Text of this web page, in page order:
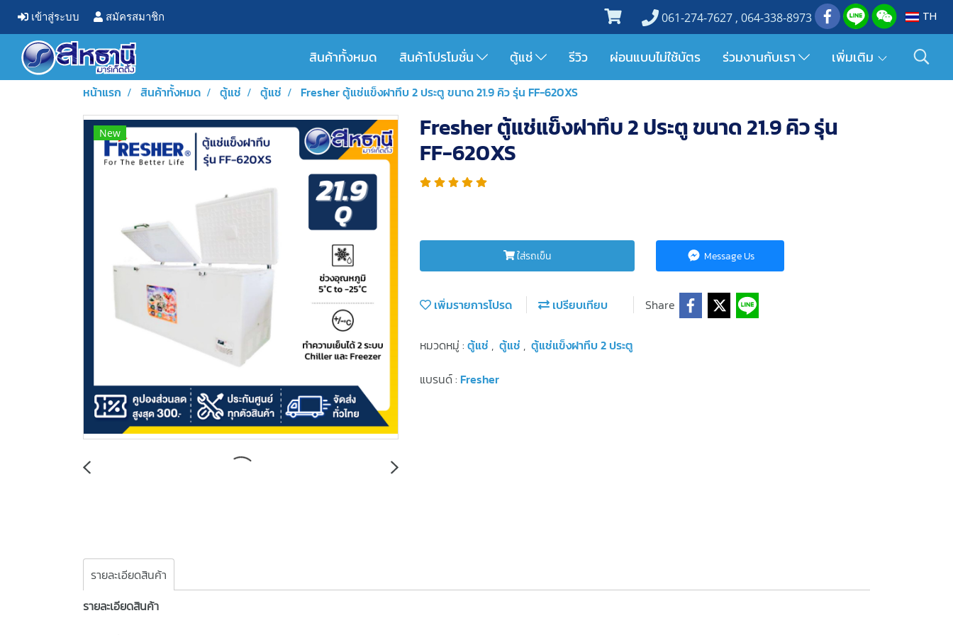
เข้าสู่ระบบ สมัครสมาชิก 061-274-7627 , 064-338-8973 TH
สินค้าทั้งหมด สินค้าโปรโมชั่น ตู้แช่ รีวิว ผ่อนแบบไม่ใช้บัตร ร่วมงานกับเรา เพิ่มเติม
หน้าแรก สินค้าทั้งหมด ตู้แช่ ตู้แช่ Fresher ตู้แช่แข็งฝาทึบ 2 ประตู ขนาด 21.9 คิว รุ่น FF-620XS
New
Fresher ตู้แช่แข็งฝาทึบ 2 ประตู ขนาด 21.9 คิว รุ่น
FF-620XS
ใส่รถเข็น Message Us
เพิ่มรายการโปรด เปรียบเทียบ Share
หมวดหมู่ : ตู้แช่ , ตู้แช่ , ตู้แช่แข็งฝาทึบ 2 ประตู
แบรนด์ : Fresher
รายละเอียดสินค้า
รายละเอียดสินค้า